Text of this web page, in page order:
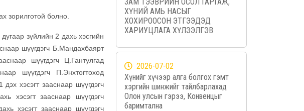
зорилготой болно.
зүйлийн 2 дахь хэсгийн
шүүгдэгч Б.Мандахбаярт
шүүгдэгч Ц.Гантулгад
шүүгдэгч П.Энхтогтоход
хэсэгт зааснаар шүүгдэгч
хэсэгт зааснаар шүүгдэгч
хэсэгт зааснаар шүүгдэгч
ХҮНИЙ АМЬ НАСЫГ
ХОХИРООСОН ЭТГЭЭДЭД
ХАРИУЦЛАГА ХҮЛЭЭЛГЭВ
2026-07-02
Хүнийг хүчээр алга болгох гэмт
хэргийн шинжийг тайлбарлахад
Олон улсын гэрээ, Конвенцыг
баримтална